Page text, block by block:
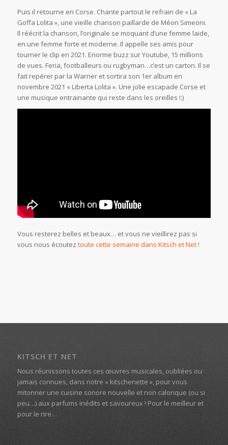
Puis il retourne en Corse. Chante partout le refrain de « La
Goffa Lolita », une vieille chanson paillarde de Méon Simeoni.
Il réécrit la chanson, l’originale se moquant d’une femme laide,
en une femme forte et moderne. Il appelle ses amis pour
tourner le clip en 2021. Enorme buzz sur Youtube, 15 millions
de vues. Feria, footballeurs ou rugbyman…c’est un carton. Il se
fait repérer par la Warner et sortira son 1er album en
novembre 2021 « Liberta Lolita ». Une jolie escapade Corse et
une musique entrainante qui reste dans les oreilles !:)
Vous resterez belles et beaux… et vous ne vieillirez pas si
vous nous écoutez toute cette semaine dans Kitsch et Net !
KITSCH ET NET
Nous réunissons toutes ces œuvres musicales, oubliées ou
jamais connues, dans notre « kitschenette », pour vous
mitonner une cuisine sonore nouvelle et non calorique (ou si
peu…) aux parfums inédits et savoureux ! Pour le meilleur et
pour le rire…